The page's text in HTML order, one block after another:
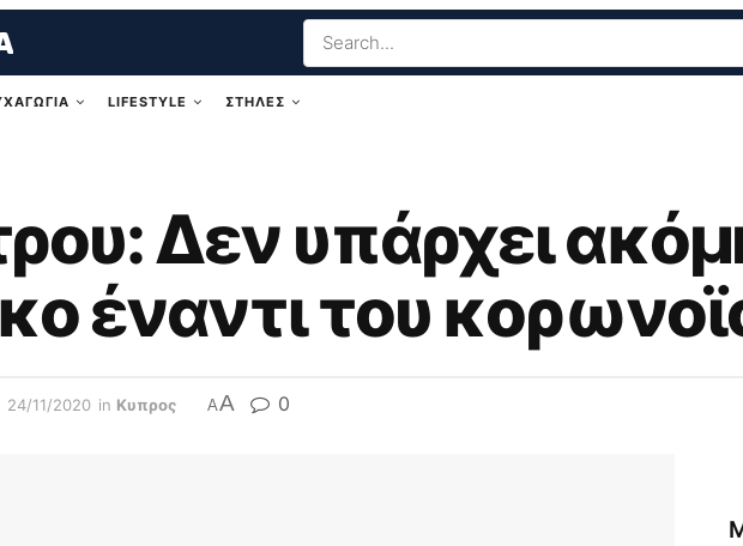
LIFESTYLE ΣΤΗΛΕΣ
Δεν υπάρχει
έναντι του
24/11/2020 in Κυπρος AA 0